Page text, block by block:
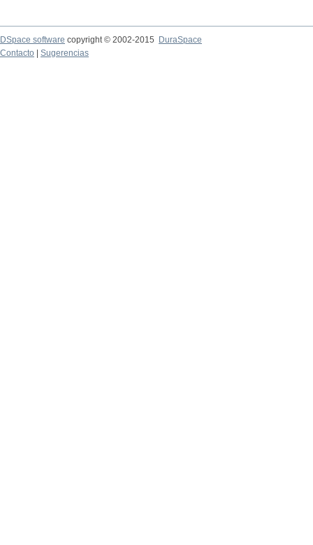
DSpace software copyright © 2002-2015
DuraSpace
Contacto
Sugerencias